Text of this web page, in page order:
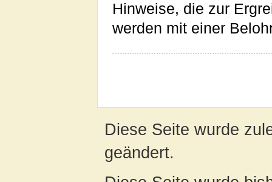
Hinweise, die zur
werden mit einer
Diese Seite wurde
geändert.